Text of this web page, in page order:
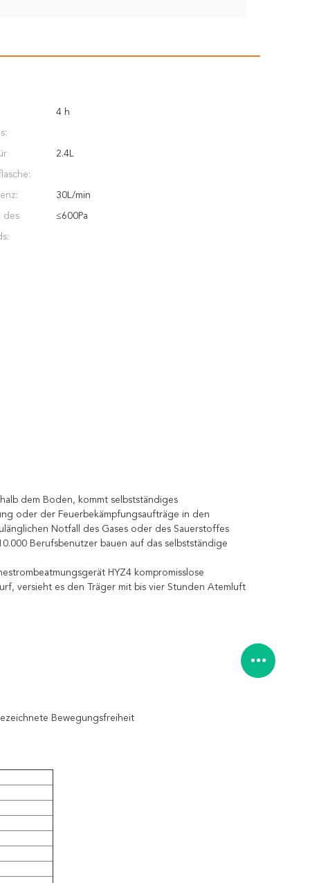
4 h
2.4L
30L/min
des ≤600Pa
dem Boden, kommt selbstständiges
oder der Feuerbekämpfungsaufträge in den
Notfall des Gases oder des Sauerstoffes
Berufsbenutzer bauen auf das selbstständige
HYZ4 kompromisslose
versieht es den Träger mit bis vier Stunden Atemluft
Bewegungsfreiheit